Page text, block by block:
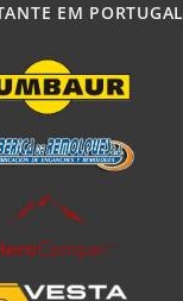
EM PORTUGAL